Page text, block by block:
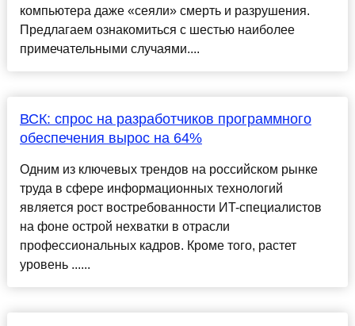
компьютера даже «cеяли» смерть и разрушения.
Предлагаем ознакомиться с шестью наиболее
примечательными случаями....
ВСК: спрос на разработчиков программного
обеспечения вырос на 64%
Одним из ключевых трендов на российском рынке
труда в сфере информационных технологий
является рост востребованности ИT-специалистов
на фоне острой нехватки в отрасли
профессиональных кадров. Кроме того, растет
уровень ......